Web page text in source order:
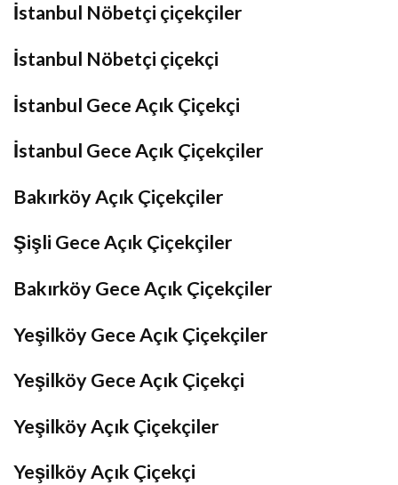
İstanbul Nöbetçi çiçekçiler
İstanbul Nöbetçi çiçekçi
İstanbul Gece Açık Çiçekçi
İstanbul Gece Açık Çiçekçiler
Bakırköy Açık Çiçekçiler
Şişli Gece Açık Çiçekçiler
Bakırköy Gece Açık Çiçekçiler
Yeşilköy Gece Açık Çiçekçiler
Yeşilköy Gece Açık Çiçekçi
Yeşilköy Açık Çiçekçiler
Yeşilköy Açık Çiçekçi